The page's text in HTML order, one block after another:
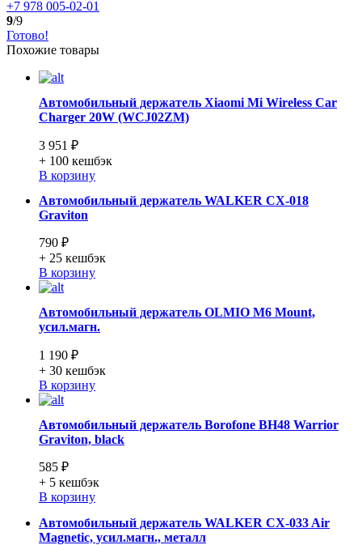
+7 978 005-02-01
9/9
Готово!
Похожие товары
Автомобильный держатель Xiaomi Mi Wireless Car
Charger 20W (WCJ02ZM)
3 951 ₽
+ 100 кешбэк
В корзину
Автомобильный держатель WALKER CX-018
Graviton
790 ₽
+ 25 кешбэк
В корзину
Автомобильный держатель OLMIO M6 Mount,
усил.магн.
1 190 ₽
+ 30 кешбэк
В корзину
Автомобильный держатель Borofone BH48 Warrior
Graviton, black
585 ₽
+ 5 кешбэк
В корзину
Автомобильный держатель WALKER CX-033 Air
Magnetic, усил.магн., металл